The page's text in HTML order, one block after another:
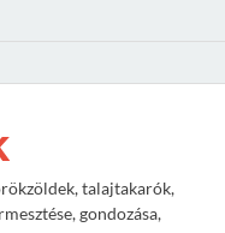
talajtakarók,
gondozása,